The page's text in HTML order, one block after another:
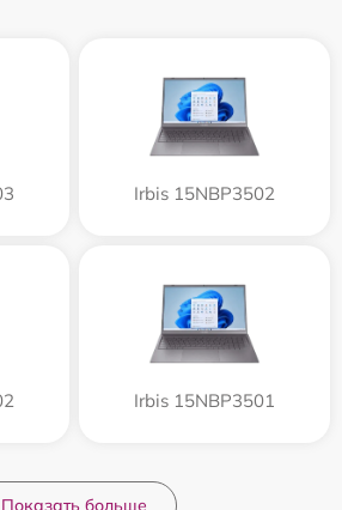
Irbis 15NBP3502
Irbis 15NBP3501
Показать больше